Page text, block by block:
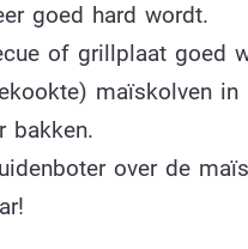
goed hard wordt.
of grillplaat goed
maïskolven in
bakken.
over de